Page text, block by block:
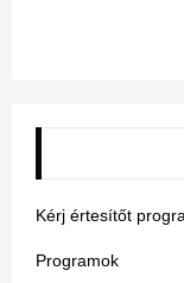
Kérj értesítőt
Programok